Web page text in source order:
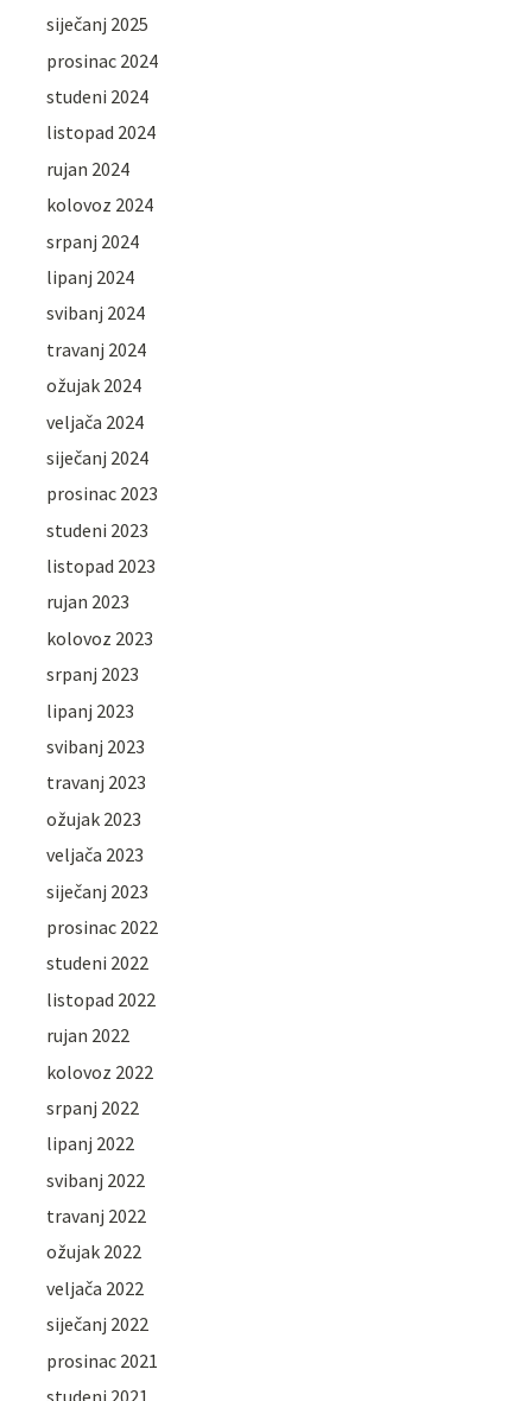
siječanj 2025
prosinac 2024
studeni 2024
listopad 2024
rujan 2024
kolovoz 2024
srpanj 2024
lipanj 2024
svibanj 2024
travanj 2024
ožujak 2024
veljača 2024
siječanj 2024
prosinac 2023
studeni 2023
listopad 2023
rujan 2023
kolovoz 2023
srpanj 2023
lipanj 2023
svibanj 2023
travanj 2023
ožujak 2023
veljača 2023
siječanj 2023
prosinac 2022
studeni 2022
listopad 2022
rujan 2022
kolovoz 2022
srpanj 2022
lipanj 2022
svibanj 2022
travanj 2022
ožujak 2022
veljača 2022
siječanj 2022
prosinac 2021